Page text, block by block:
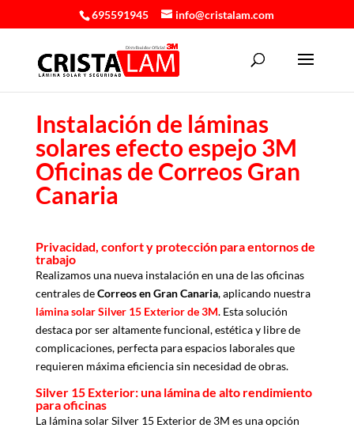
695591945 info@cristalam.com
Instalación de láminas
solares efecto espejo 3M
Oficinas de Correos Gran
Canaria
Privacidad, confort y protección para entornos de
trabajo
Realizamos una nueva instalación en una de las oficinas
centrales deCorreos en Gran Canaria, aplicando nuestra
lámina solar Silver 15 Exterior de 3M. Esta solución
destaca por ser altamente funcional, estética y libre de
complicaciones, perfecta para espacios laborales que
requieren máxima eficiencia sin necesidad de obras.
Silver 15 Exterior: una lámina de alto rendimiento
para oficinas
La lámina solar Silver 15 Exterior de 3M es una opción